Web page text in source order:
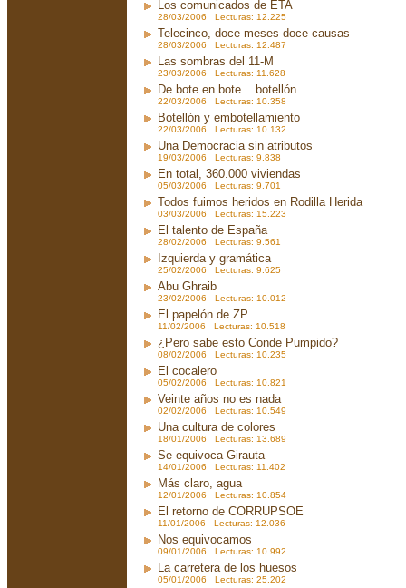
Los comunicados de ETA
28/03/2006 Lecturas: 12.225
Telecinco, doce meses doce causas
28/03/2006 Lecturas: 12.487
Las sombras del 11-M
23/03/2006 Lecturas: 11.628
De bote en bote... botellón
22/03/2006 Lecturas: 10.358
Botellón y embotellamiento
22/03/2006 Lecturas: 10.132
Una Democracia sin atributos
19/03/2006 Lecturas: 9.838
En total, 360.000 viviendas
05/03/2006 Lecturas: 9.701
Todos fuimos heridos en Rodilla Herida
03/03/2006 Lecturas: 15.223
El talento de España
28/02/2006 Lecturas: 9.561
Izquierda y gramática
25/02/2006 Lecturas: 9.625
Abu Ghraib
23/02/2006 Lecturas: 10.012
El papelón de ZP
11/02/2006 Lecturas: 10.518
¿Pero sabe esto Conde Pumpido?
08/02/2006 Lecturas: 10.235
El cocalero
05/02/2006 Lecturas: 10.821
Veinte años no es nada
02/02/2006 Lecturas: 10.549
Una cultura de colores
18/01/2006 Lecturas: 13.689
Se equivoca Girauta
14/01/2006 Lecturas: 11.402
Más claro, agua
12/01/2006 Lecturas: 10.854
El retorno de CORRUPSOE
11/01/2006 Lecturas: 12.036
Nos equivocamos
09/01/2006 Lecturas: 10.992
La carretera de los huesos
05/01/2006 Lecturas: 25.202